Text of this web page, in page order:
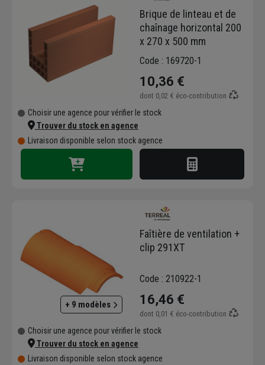
Brique de linteau et de
chaînage horizontal 200
x 270 x 500 mm
Code : 169720-1
10,36 €
dont 0,02 € éco-contribution
Choisir une agence pour vérifier le stock
Trouver du stock en agence
Livraison disponible selon stock agence
+ 9 modèles
Faîtière de ventilation +
clip 291XT
Code : 210922-1
16,46 €
dont 0,01 € éco-contribution
Choisir une agence pour vérifier le stock
Trouver du stock en agence
Livraison disponible selon stock agence